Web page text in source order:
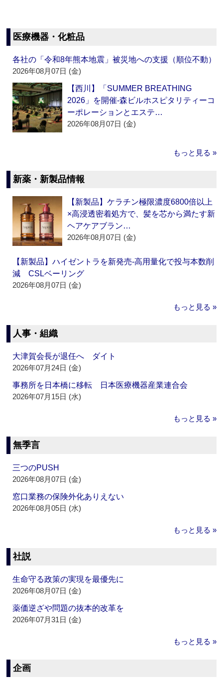
医療機器・化粧品
各社の「令和8年熊本地震」被災地への支援（順位不動）
2026年08月07日 (金)
【西川】「SUMMER BREATHING
2026」を開催‐森ビルホスピタリティーコ
ーポレーションとエステ…
2026年08月07日 (金)
もっと見る »
新薬・新製品情報
【新製品】ケラチン極限濃度6800倍以上
×高浸透密着処方で、髪を芯から満たす新
ヘアケアブラン…
2026年08月07日 (金)
【新製品】ハイゼントラを新発売‐高用量化で投与本数削
減 CSLベーリング
2026年08月07日 (金)
もっと見る »
人事・組織
大津賀会長が退任へ ダイト
2026年07月24日 (金)
事務所を日本橋に移転 日本医療機器産業連合会
2026年07月15日 (水)
もっと見る »
無季言
三つのPUSH
2026年08月07日 (金)
窓口業務の保険外化ありえない
2026年08月05日 (水)
もっと見る »
社説
生命守る政策の実現を最優先に
2026年08月07日 (金)
薬価逆ざや問題の抜本的改革を
2026年07月31日 (金)
もっと見る »
企画